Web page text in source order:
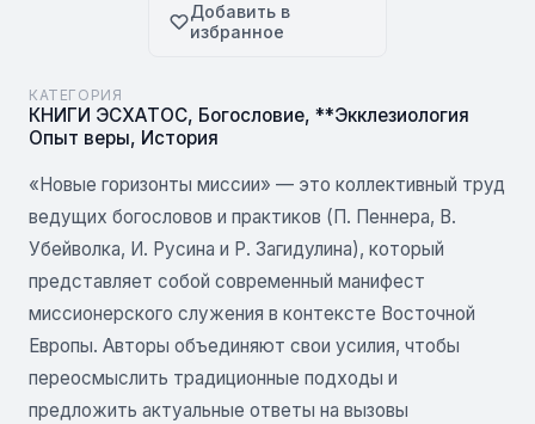
Добавить в
избранное
КАТЕГОРИЯ
КНИГИ ЭСХАТОС, Богословие, **Экклезиология
Опыт веры, История
«Новые горизонты миссии» — это коллективный труд
ведущих богословов и практиков (П. Пеннера, В.
Убейволка, И. Русина и Р. Загидулина), который
представляет собой современный манифест
миссионерского служения в контексте Восточной
Европы. Авторы объединяют свои усилия, чтобы
переосмыслить традиционные подходы и
предложить актуальные ответы на вызовы